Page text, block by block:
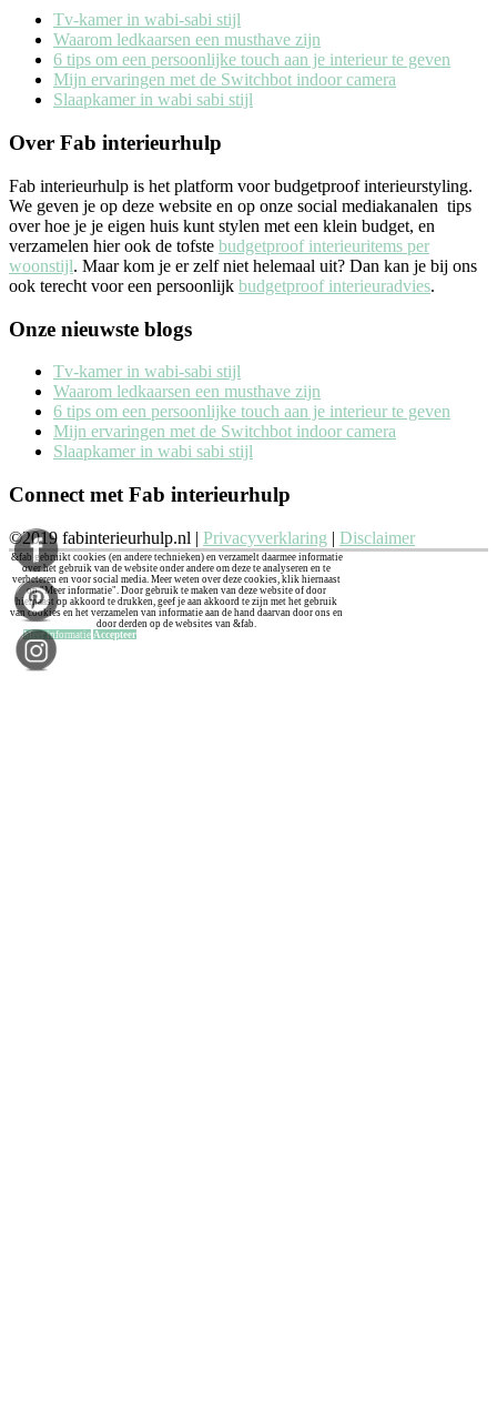
Tv-kamer in wabi-sabi stijl
Waarom ledkaarsen een musthave zijn
6 tips om een persoonlijke touch aan je interieur te geven
Mijn ervaringen met de Switchbot indoor camera
Slaapkamer in wabi sabi stijl
Over Fab interieurhulp
Fab interieurhulp is het platform voor budgetproof interieurstyling.
We geven je op deze website en op onze social mediakanalen tips
over hoe je je eigen huis kunt stylen met een klein budget, en
verzamelen hier ook de tofste budgetproof interieuritems per
woonstijl. Maar kom je er zelf niet helemaal uit? Dan kan je bij ons
ook terecht voor een persoonlijk budgetproof interieuradvies.
Onze nieuwste blogs
Tv-kamer in wabi-sabi stijl
Waarom ledkaarsen een musthave zijn
6 tips om een persoonlijke touch aan je interieur te geven
Mijn ervaringen met de Switchbot indoor camera
Slaapkamer in wabi sabi stijl
Connect met Fab interieurhulp
©2019 fabinterieurhulp.nl | Privacyverklaring | Disclaimer
&fab gebruikt cookies (en andere technieken) en verzamelt daarmee informatie
over het gebruik van de website onder andere om deze te analyseren en te
verbeteren en voor social media. Meer weten over deze cookies, klik hiernaast
op "Meer informatie". Door gebruik te maken van deze website of door
hiernaast op akkoord te drukken, geef je aan akkoord te zijn met het gebruik
van cookies en het verzamelen van informatie aan de hand daarvan door ons en
door derden op de websites van &fab.
Meer informatie Accepteer